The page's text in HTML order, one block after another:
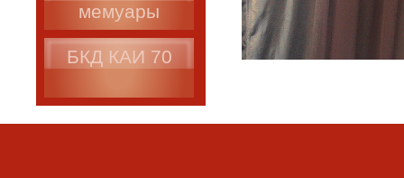
мемуары
БКД КАИ 70